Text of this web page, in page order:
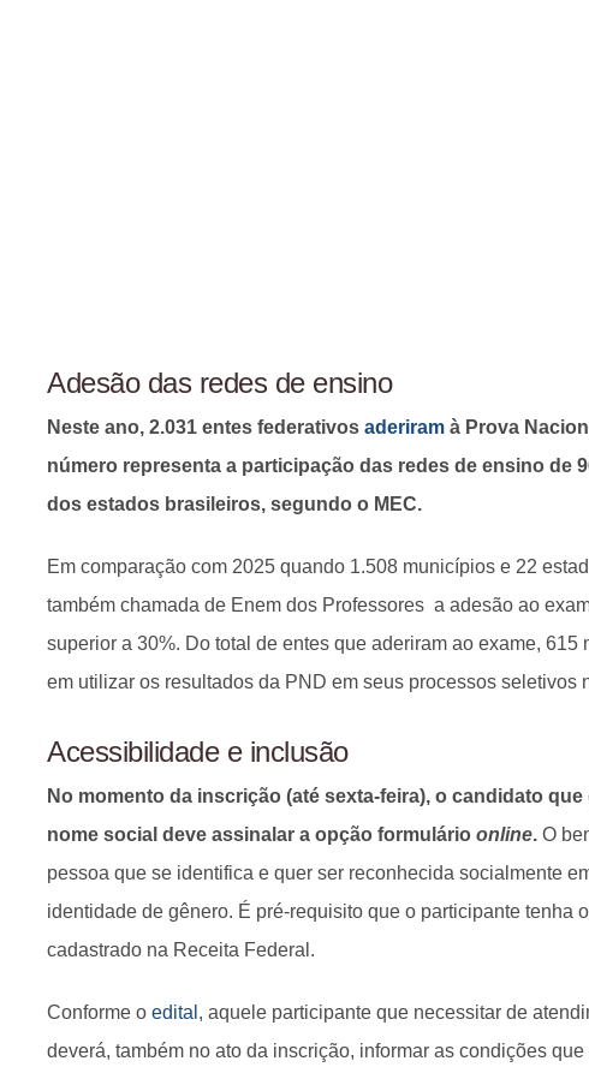
Adesão das redes de ensino
Neste ano, 2.031 entes federativos aderiram à Prova
número representa a participação das redes de ensino de
dos estados brasileiros, segundo o MEC.
Em comparação com 2025 quando 1.508 municípios e 22
também chamada de Enem dos Professores a adesão ao
superior a 30%. Do total de entes que aderiram ao exame, 615
em utilizar os resultados da PND em seus processos seletivos
Acessibilidade e inclusão
No momento da inscrição (até sexta-feira), o candidato
nome social deve assinalar a opção formulário online. O
pessoa que se identifica e quer ser reconhecida socialmente
identidade de gênero. É pré-requisito que o participante tenha
cadastrado na Receita Federal.
Conforme o edital , aquele participante que necessitar de
deverá, também no ato da inscrição, informar as condições